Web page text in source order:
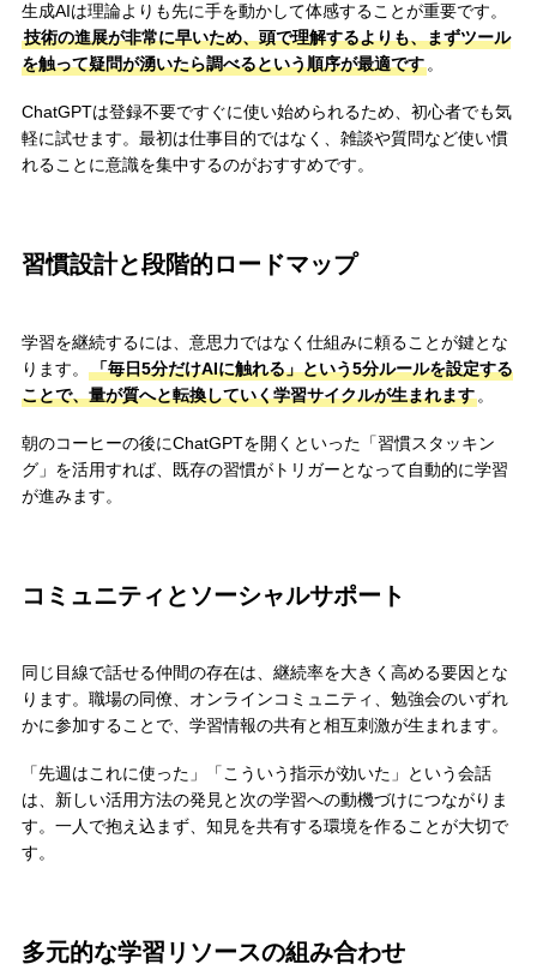
生成AIは理論よりも先に手を動かして体感することが重要です。
技術の進展が非常に早いため、頭で理解するよりも、まずツール
を触って疑問が湧いたら調べるという順序が最適です。
ChatGPTは登録不要ですぐに使い始められるため、初心者でも気
軽に試せます。最初は仕事目的ではなく、雑談や質問など使い慣
れることに意識を集中するのがおすすめです。
習慣設計と段階的ロードマップ
学習を継続するには、意思力ではなく仕組みに頼ることが鍵とな
ります。
「毎日5分だけAIに触れる」という5分ルールを設定する
ことで、量が質へと転換していく学習サイクルが生まれます。
朝のコーヒーの後にChatGPTを開くといった「習慣スタッキン
グ」を活用すれば、既存の習慣がトリガーとなって自動的に学習
が進みます。
コミュニティとソーシャルサポート
同じ目線で話せる仲間の存在は、継続率を大きく高める要因とな
ります。職場の同僚、オンラインコミュニティ、勉強会のいずれ
かに参加することで、学習情報の共有と相互刺激が生まれます。
「先週はこれに使った」「こういう指示が効いた」という会話
は、新しい活用方法の発見と次の学習への動機づけにつながりま
す。一人で抱え込まず、知見を共有する環境を作ることが大切で
す。
多元的な学習リソースの組み合わせ